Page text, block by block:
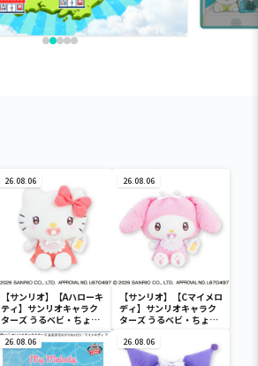
26.08.06
【サンリオ】【Aハローキ
ティ】サンリオキャラク
ターズ うるベビ・ちょい
デカドール
26.08.06
【サンリオ】【Cマイメロ
ディ】サンリオキャラク
ターズ うるベビ・ちょい
26.08.06 26.08.06